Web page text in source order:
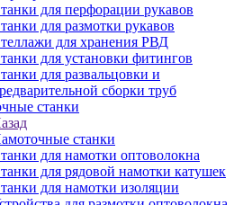
для перфорации рукавов
для размотки рукавов
для хранения РВД
для установки фитингов
для развальцовки и
сборки труб
станки
станки
для намотки оптоволокна
для рядовой намотки катушек
для намотки изоляции